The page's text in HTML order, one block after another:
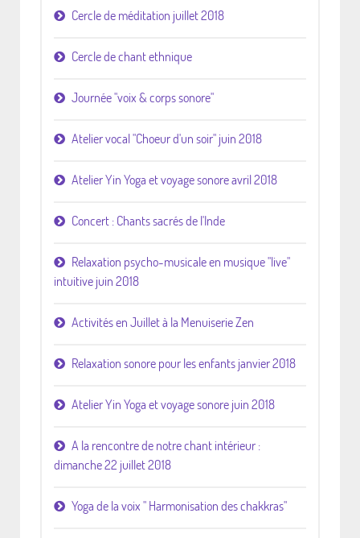
Cercle de méditation juillet 2018
Cercle de chant ethnique
Journée "voix & corps sonore"
Atelier vocal "Choeur d'un soir" juin 2018
Atelier Yin Yoga et voyage sonore avril 2018
Concert : Chants sacrés de l'Inde
Relaxation psycho-musicale en musique "live"
intuitive juin 2018
Activités en Juillet à la Menuiserie Zen
Relaxation sonore pour les enfants janvier 2018
Atelier Yin Yoga et voyage sonore juin 2018
A la rencontre de notre chant intérieur :
dimanche 22 juillet 2018
Yoga de la voix " Harmonisation des chakkras"